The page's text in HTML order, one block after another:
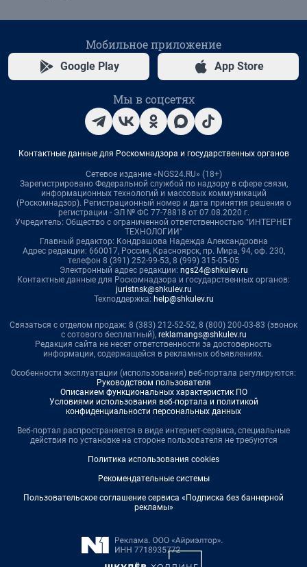
Мобильное приложение
Google Play App Store
Мы в соцсетях
Контактные данные для Роскомнадзора и государственных органов
Сетевое издание «NGS24.RU» (18+)
Зарегистрировано Федеральной службой по надзору в сфере связи,
информационных технологий и массовых коммуникаций
(Роскомнадзор). Регистрационный номер и дата принятия решения о
регистрации - ЭЛ № ФС 77-78818 от 07.08.2020 г.
Учредитель: Общество с ограниченной ответственностью "ИНТЕРНЕТ
ТЕХНОЛОГИИ"
Главный редактор: Кондрашова Надежда Александровна
Адрес редакции: 660017, Россия, Красноярск, пр. Мира, 94, оф. 230,
телефон 8 (391) 252-99-53, 8 (999) 315-05-05
Электронный адрес редакции: ngs24@shkulev.ru
Контактные данные для Роскомнадзора и государственных органов:
juristnsk@shkulev.ru
Техподдержка: help@shkulev.ru
Связаться с отделом продаж: 8 (383) 212-52-52, 8 (800) 200-03-83 (звонок
с сотового бесплатный), reklamangs@shkulev.ru
Редакция сайта не несет ответственности за достоверность
информации, содержащейся в рекламных объявлениях.
Особенности эксплуатации (использования) веб-портала регулируются:
Руководством пользователя
Описанием функциональных характеристик ПО
Условиями использования веб-портала и политикой
конфиденциальности персональных данных
Веб-портал распространяется в виде интернет-сервиса, специальные
действия по установке на стороне пользователя не требуются
Политика использования cookies
Рекомендательные системы
Пользовательское соглашение сервиса «Подписка без баннерной
рекламы»